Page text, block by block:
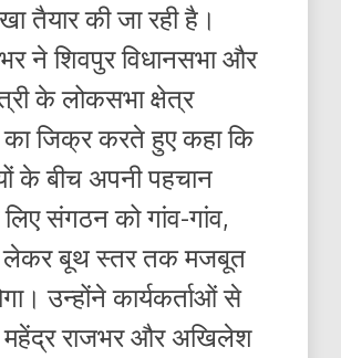
तैयार की जा रही है।
ने शिवपुर विधानसभा और
के लोकसभा क्षेत्र
का जिक्र करते हुए कहा कि
के बीच अपनी पहचान
संगठन को गांव-गांव,
लेकर बूथ स्तर तक मजबूत
उन्होंने कार्यकर्ताओं से
राजभर और अखिलेश